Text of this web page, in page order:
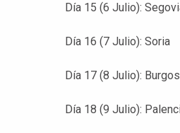
Día 15 (6 Julio):
Día 16 (7 Julio): Soria
Día 17 (8 Julio): Burgos
Día 18 (9 Julio):